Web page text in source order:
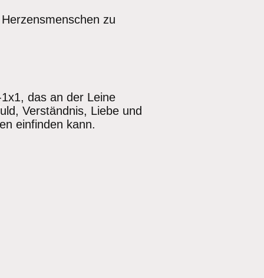
zu
das an der Leine
Verständnis, Liebe und
einfinden kann.